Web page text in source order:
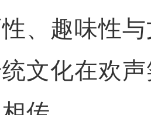
、趣味性
文化在欢